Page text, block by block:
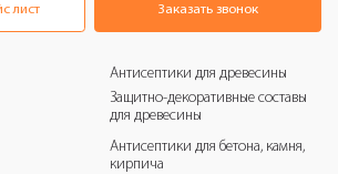
лист
Антисептики для древесины
Защитно-декоративные составы
для древесины
Антисептики для бетона, камня,
кирпича
Заказать звонок